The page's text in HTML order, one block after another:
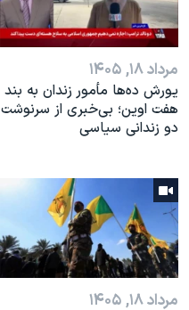
مرداد ۱۸, ۱۴۰۵
یورش ده‌ها مأمور زندان به بند
هفت اوین؛ بی‌خبری از سرنوشت
دو زندانی سیاسی
مرداد ۱۸, ۱۴۰۵